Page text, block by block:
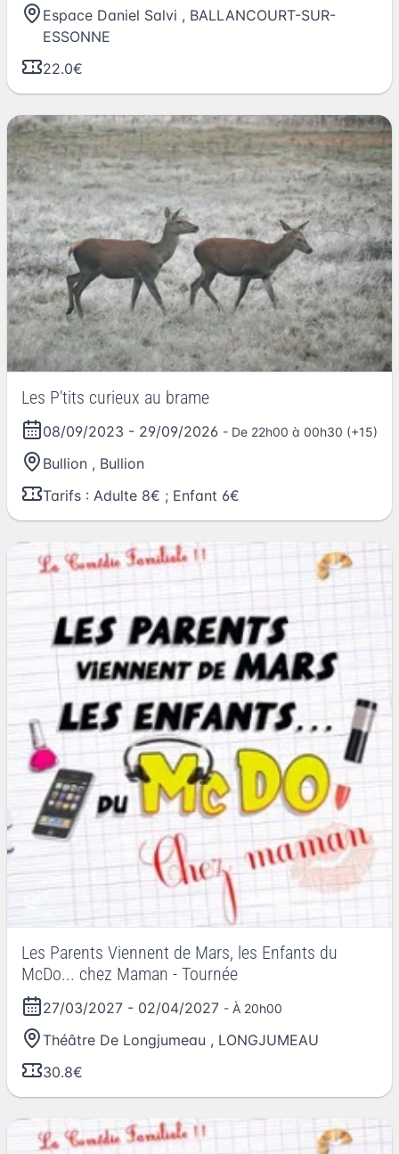
Espace Daniel Salvi , BALLANCOURT-SUR-
ESSONNE
22.0€
Les P'tits curieux au brame
08/09/2023 - 29/09/2026 - De 22h00 à 00h30 (+15)
Bullion , Bullion
Tarifs : Adulte 8€ ; Enfant 6€
Les Parents Viennent de Mars, les Enfants du
McDo... chez Maman - Tournée
27/03/2027 - 02/04/2027 - À 20h00
Théâtre De Longjumeau , LONGJUMEAU
30.8€